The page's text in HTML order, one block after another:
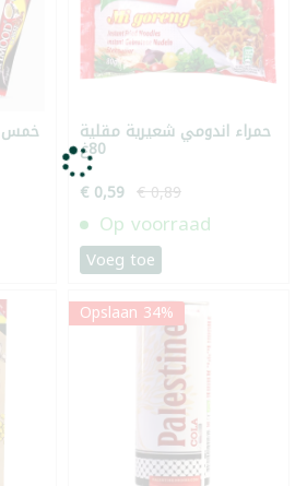
حمراء اندومي شعيرية مقلية
80غ
€ 0,59 € 0,89
Op voorraad
Voeg toe
Opslaan 34%